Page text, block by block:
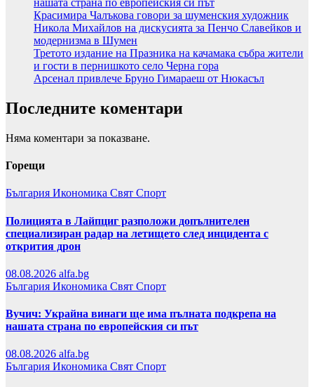
нашата страна по европейския си път
Красимира Чалъкова говори за шуменския художник
Никола Михайлов на дискусията за Пенчо Славейков и
модернизма в Шумен
Третото издание на Празника на качамака събра жители
и гости в пернишкото село Черна гора
Арсенал привлече Бруно Гимараеш от Нюкасъл
Последните коментари
Няма коментари за показване.
Горещи
България Икономика Свят Спорт
Полицията в Лайпциг разположи допълнителен
специализиран радар на летището след инцидента с
открития дрон
08.08.2026 alfa.bg
България Икономика Свят Спорт
Вучич: Украйна винаги ще има пълната подкрепа на
нашата страна по европейския си път
08.08.2026 alfa.bg
България Икономика Свят Спорт